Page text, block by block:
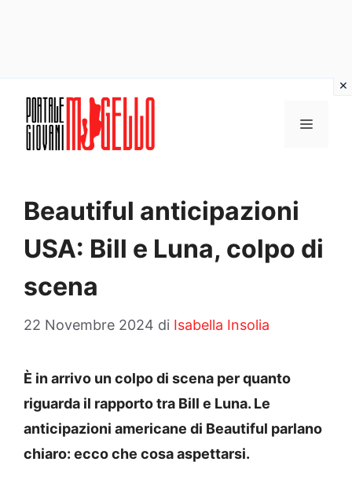
contenuto
MENU
Beautiful anticipazioni
USA: Bill e Luna, colpo di
scena
22 Novembre 2024 di Isabella Insolia
È in arrivo un colpo di scena per quanto
riguarda il rapporto tra Bill e Luna. Le
anticipazioni americane di Beautiful parlano
chiaro: ecco che cosa aspettarsi.